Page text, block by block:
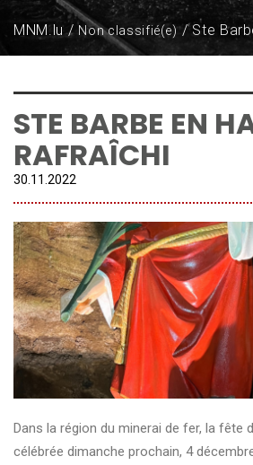
MNM.lu Non classifié(e) Ste
STE BARBE EN
RAFRAÎCHI
30. 11 2022
Dans la région du minerai de fer, la fête
célébrée dimanche prochain, 4